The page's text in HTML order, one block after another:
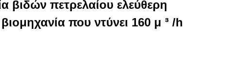
βιδών πετρελαίου ελεύθερη
που ντύνει 160 μ ³ /h